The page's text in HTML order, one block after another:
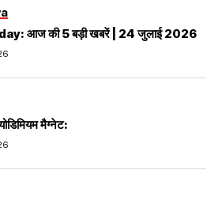
आज की 5 बड़ी खबरें | 24 जुलाई 2026
मैग्नेट: